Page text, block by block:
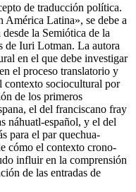
de traducción política.
América Latina», se debe a
la Semiótica de la
de Iuri Lotman. La autora
en el que debe investigar
el proceso translatorio y
contexto sociocultural por
de los primeros
el del franciscano fray
náhuatl-español, y el del
para el par quechua-
cómo el contexto crono-
influir en la comprensión
de las entradas de